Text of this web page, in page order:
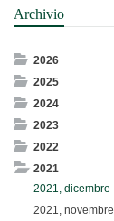
Archivio
2026
2025
2024
2023
2022
2021
2021, dicembre
2021, novembre